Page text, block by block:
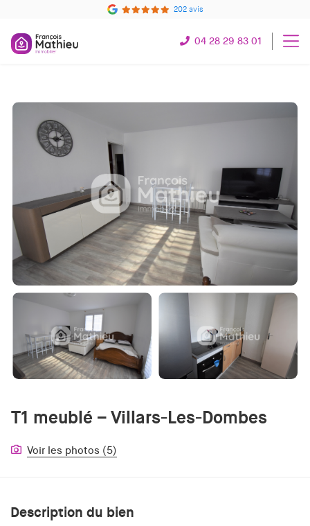
202 avis
04 28 29 83 01
T1 meublé – Villars-Les-Dombes
Voir les photos (5)
Description du bien